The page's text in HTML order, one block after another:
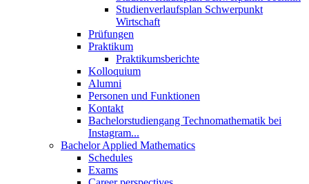
Studienverlaufsplan Schwerpunkt
Wirtschaft
Prüfungen
Praktikum
Praktikumsberichte
Kolloquium
Alumni
Personen und Funktionen
Kontakt
Bachelorstudiengang Technomathematik bei
Instagram...
Bachelor Applied Mathematics
Schedules
Exams